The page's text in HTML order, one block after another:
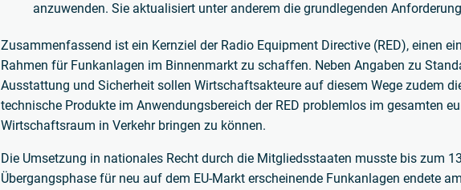
anzuwenden. Sie aktualisiert unter anderem die grundlegenden
Zusammenfassend ist ein Kernziel der Radio Equipment Directive (RED), einen
Rahmen für Funkanlagen im Binnenmarkt zu schaffen. Neben Angaben zu
Ausstattung und Sicherheit sollen Wirtschaftsakteure auf diesem Wege zudem
technische Produkte im Anwendungsbereich der RED problemlos im gesamten
Wirtschaftsraum in Verkehr bringen zu können.
Die Umsetzung in nationales Recht durch die Mitgliedsstaaten musste bis zum
Übergangsphase für neu auf dem EU-Markt erscheinende Funkanlagen endete